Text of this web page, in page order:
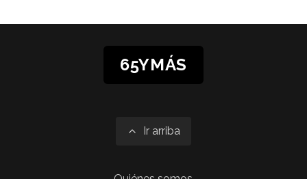
65YMÁS
Ir arriba